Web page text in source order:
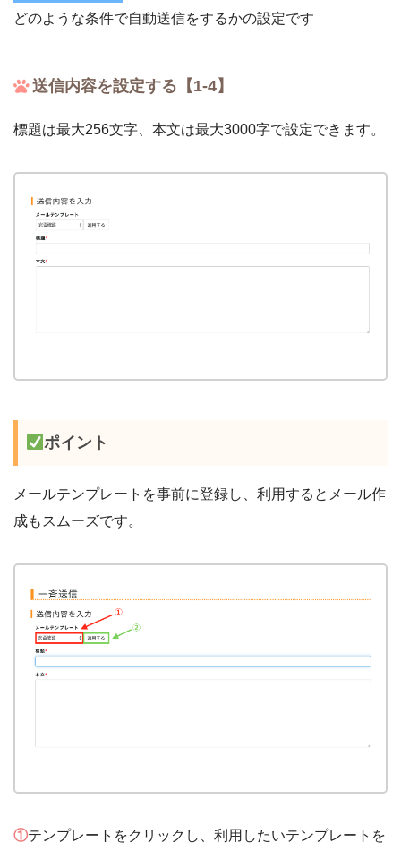
どのような条件で自動送信をするかの設定です
送信内容を設定する【1-4】
標題は最大256文字、本文は最大3000字で設定できます。
ポイント
メールテンプレートを事前に登録し、利用するとメール作
成もスムーズです。
①テンプレートをクリックし、利用したいテンプレートを